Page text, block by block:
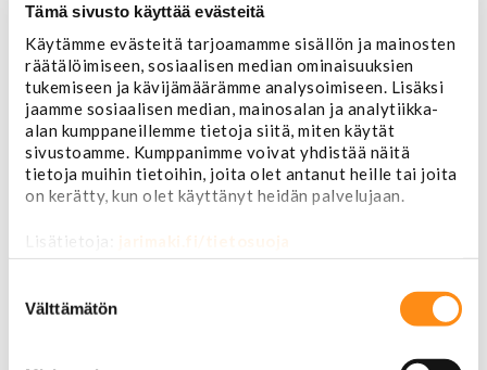
Tämä sivusto käyttää evästeitä
Käytämme evästeitä tarjoamamme sisällön ja mainosten
räätälöimiseen, sosiaalisen median ominaisuuksien
tukemiseen ja kävijämäärämme analysoimiseen. Lisäksi
jaamme sosiaalisen median, mainosalan ja analytiikka-
alan kumppaneillemme tietoja siitä, miten käytät
sivustoamme. Kumppanimme voivat yhdistää näitä
tietoja muihin tietoihin, joita olet antanut heille tai joita
on kerätty, kun olet käyttänyt heidän palvelujaan.
Lisätietoja: jarimaki.fi/tietosuoja
valinta
Välttämätön
Nivelet ja puslat
Alapallonivelet
Yläpallonivelet
Raidetangonpäät sisempi
Raidetangonpäät ulompi
Vakaajan linkit
Polttoaine- ja ilmanottolaitteet
Suodattimet
Öljynsuodattimet